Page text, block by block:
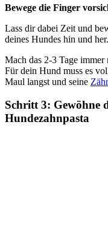
Bewege die Finger
Lass dir dabei Zeit und
deines Hundes hin und her.
Mach das 2-3 Tage immer
Für dein Hund muss es
Maul langst und seine
Schritt 3: Gewöhne
Hundezahnpasta